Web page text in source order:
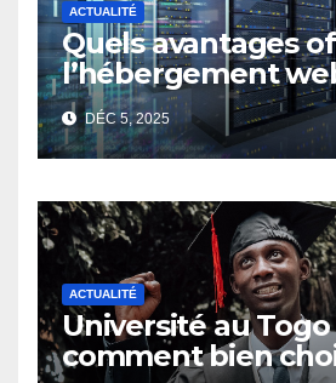
ACTUALITÉ
Quels avantages
l’hébergement
moderne pour les
entreprises ?
DÉC 5, 2025
ACTUALITÉ
Université au Togo
comment bien